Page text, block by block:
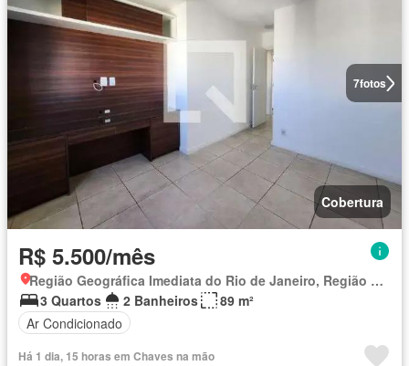
7fotos
Cobertura
R$ 5.500/mês
Região Geográfica Imediata do Rio de Janeiro, Região Metropolitana do Rio de Janeiro
3 Quartos
2 Banheiros
89 m²
Ar Condicionado
Há 1 dia, 15 horas em Chaves na mão